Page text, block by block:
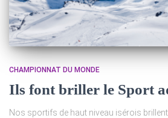
CHAMPIONNAT DU MONDE
Ils font briller le Sport
Nos sportifs de haut niveau isérois